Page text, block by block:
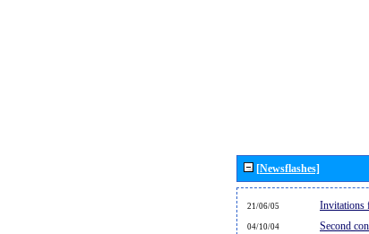
[Newsflashes]
21/06/05 Invitations
04/10/04 Second